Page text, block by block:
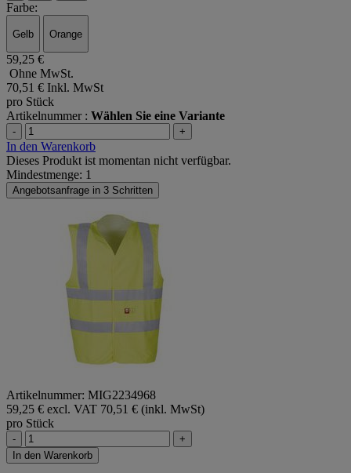
Farbe:
Gelb Orange
59,25 €
Ohne MwSt.
70,51 € Inkl. MwSt
pro Stück
Artikelnummer : Wählen Sie eine Variante
- +
In den Warenkorb
Dieses Produkt ist momentan nicht verfügbar.
Mindestmenge: 1
Angebotsanfrage in 3 Schritten
Artikelnummer: MIG2234968
59,25 € excl. VAT 70,51 € (inkl. MwSt)
pro Stück
-
+
In den Warenkorb